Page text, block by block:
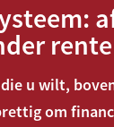
rente
u wilt,
om